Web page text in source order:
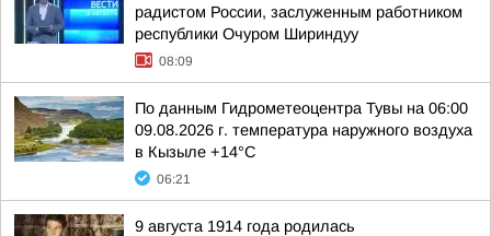
радистом России, заслуженным работником
республики Очуром Шириндуу
08:09
По данным Гидрометеоцентра Тувы на 06:00
09.08.2026 г. температура наружного воздуха
в Кызыле +14°С
06:21
9 августа 1914 года родилась